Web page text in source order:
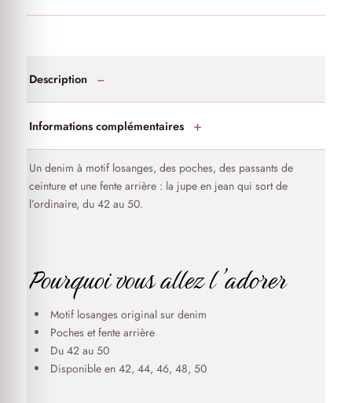
Description
Informations complémentaires
Un denim à motif losanges, des poches, des passants de
ceinture et une fente arrière : la jupe en jean qui sort de
l’ordinaire, du 42 au 50.
Pourquoi vous allez l’adorer
Motif losanges original sur denim
Poches et fente arrière
Du 42 au 50
Disponible en 42, 44, 46, 48, 50